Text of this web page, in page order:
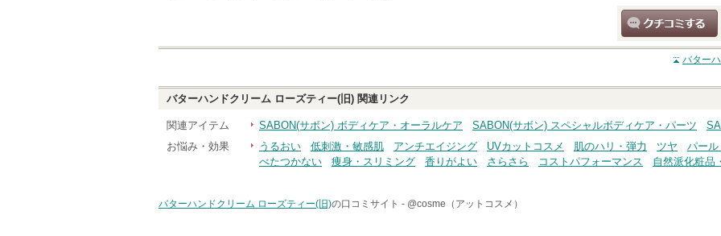
クチコミする
バター
バターハンドクリーム ローズティー(旧) 関連リンク
関連アイテム SABON(サボン) ボディケア・オーラルケア SABON(サボン) スペシャルボディケア・パーツ
お悩み・効果
うるおい 低刺激・敏感肌 アンチエイジング UVカットコスメ 肌のハリ・弾力 ツヤ
パール
べたつかない
痩身・スリミング 香りがよい さらさら コストパフォーマンス 自然派化粧品
バターハンドクリーム ローズティー(旧)の口コミサイト - @cosme（アットコスメ）